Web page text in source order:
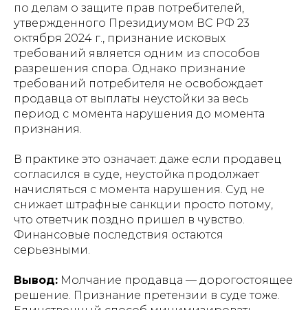
по делам о защите прав потребителей,
утвержденного Президиумом ВС РФ 23
октября 2024 г., признание исковых
требований является одним из способов
разрешения спора. Однако признание
требований потребителя не освобождает
продавца от выплаты неустойки за весь
период с момента нарушения до момента
признания.
В практике это означает: даже если продавец
согласился в суде, неустойка продолжает
начисляться с момента нарушения. Суд не
снижает штрафные санкции просто потому,
что ответчик поздно пришел в чувство.
Финансовые последствия остаются
серьезными.
Вывод: Молчание продавца — дорогостоящее
решение. Признание претензии в суде тоже.